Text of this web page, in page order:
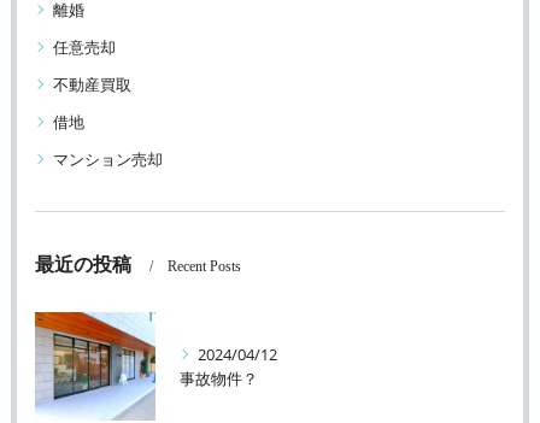
離婚
任意売却
不動産買取
借地
マンション売却
最近の投稿 Recent Posts
2024/04/12
事故物件？